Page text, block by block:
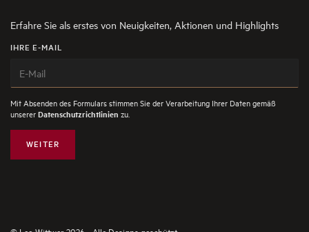
Erfahre Sie als erstes von Neuigkeiten, Aktionen und Highlights
IHRE E-MAIL
Mit Absenden des Formulars stimmen Sie der Verarbeitung Ihrer Daten gemäß
unsererDatenschutzrichtlinien zu.
WEITER